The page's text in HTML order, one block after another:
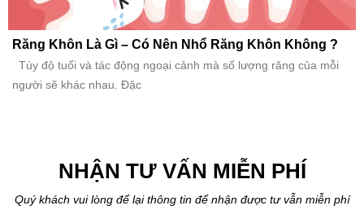
Răng Khôn Là Gì – Có Nên Nhổ Răng Khôn Không ?
Tùy độ tuổi và tác động ngoại cảnh mà số lượng răng của mỗi
người sẽ khác nhau. Đặc
NHẬN TƯ VẤN MIỄN PHÍ
Quý khách vui lòng để lại thông tin để nhận được tư vẫn miễn phí